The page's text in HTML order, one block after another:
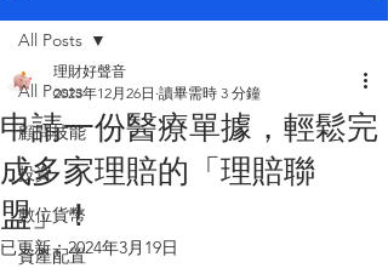
All Posts
顧問技能
投資
數位貨幣
資產配置
All Posts
申請一份醫療單據，輕鬆完
成多家理賠的「理賠聯
盟」！
理財好聲音
2023年12月26日 讀畢需時 3 分鐘
已更新：2024年3月19日